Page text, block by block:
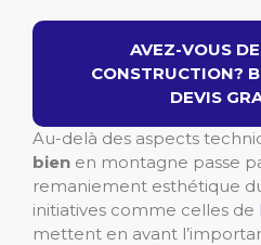
AVEZ-VOUS
CONSTRUCTION?
DEVIS
Au-delà des aspects
bien en montagne passe
remaniement esthétique
initiatives comme celles de
mettent en avant